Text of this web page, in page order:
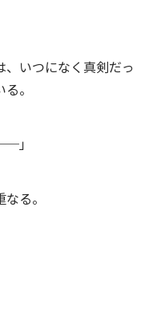
いつになく真剣だっ
。
」
る。